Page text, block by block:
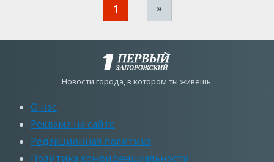
1 »
Новости города, в котором ты живешь.
О нас
Реклама на сайте
Редакционная политика
Политика конфиденциальности